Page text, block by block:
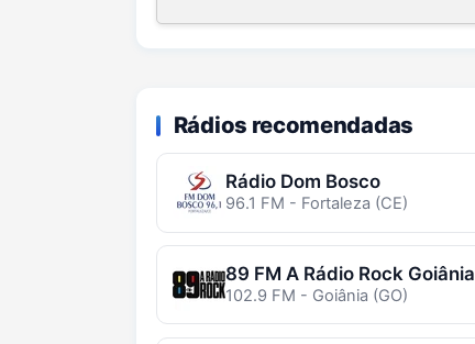
Rádios recomendadas
Rádio Dom Bosco
96.1 FM - Fortaleza (CE)
89 FM A Rádio Rock Goiânia
102.9 FM - Goiânia (GO)